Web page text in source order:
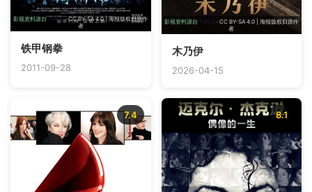
影视资料源自TMDB· CC BY-SA 4.0 | 海报版权归原作
者
铁甲钢拳
2011-09-28
影视资料源自 TMDB· CC BY-SA 4.0 | 海报版权归原作
者
木乃伊
2026-04-15
7.4 8.1